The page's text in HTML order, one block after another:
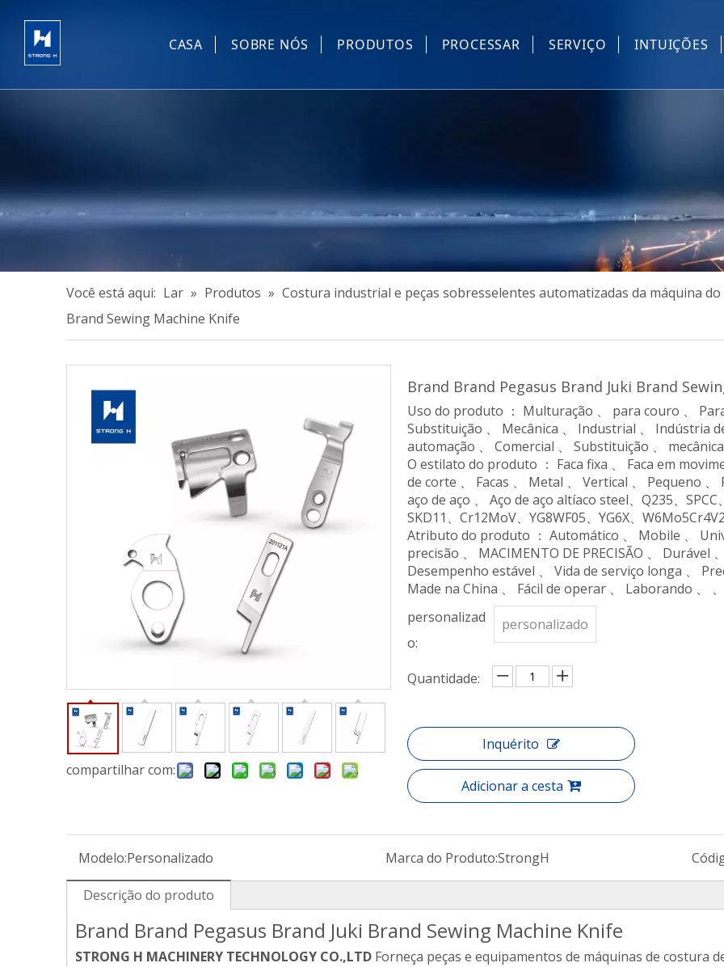
CASA SOBRE NÓS PRODUTOS
Outras
PROCESSAR SERVIÇO INTUIÇÕES
Você está aqui: Lar » Produtos » Costura industrial e peças sobresselentes automatizadas da máquina
Brand Sewing Machine Knife
compartilhar com:
Brand Brand Pegasus Brand Juki Brand
Uso do produto ： Multuração 、 para couro 、
Substituição 、 Mecânica 、 Industrial 、 Indústria
automação 、 Comercial 、 Substituição 、 mecânica
O estilato do produto ： Faca fixa 、 Faca em
de corte 、 Facas 、 Metal 、 Vertical 、 Pequeno
aço de aço 、 Aço de aço altíaco steel、Q235、SPCC
SKD11、Cr12MoV、YG8WF05、YG6X、
Atributo do produto ： Automático 、 Mobile 、
precisão 、 MACIMENTO DE PRECISÃO 、 Durável
Desempenho estável 、 Vida de serviço longa 、
Made na China 、 Fácil de operar 、 Laborando 、 、
personalizad
o:
personalizado
Quantidade:
Inquérito
Adicionar a cesta
Modelo:Personalizado Marca do Produto:StrongH
Descrição do produto
Brand Brand Pegasus Brand Juki Brand Sewing Machine Knife
STRONG H MACHINERY TECHNOLOGY CO.,LTD Forneça peças e equipamentos de máquinas de costura